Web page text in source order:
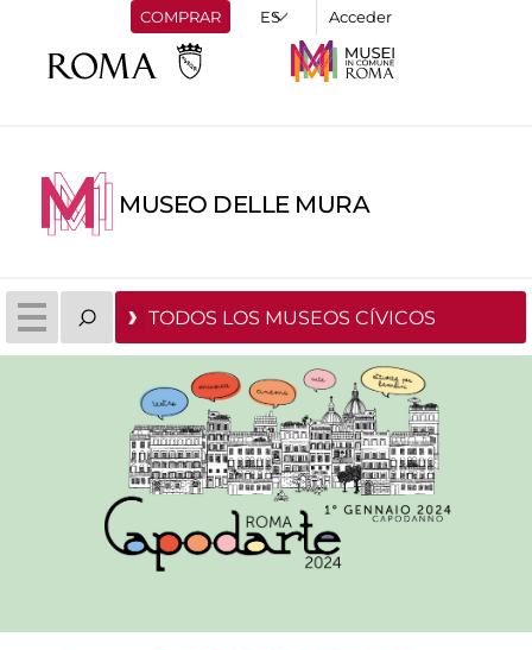
COMPRAR Acceder
MUSEO DELLE MURA
TODOS LOS MUSEOS CÍVICOS